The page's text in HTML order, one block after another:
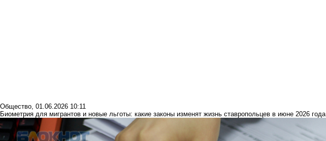
Общество, 01.06.2026 10:11
Биометрия для мигрантов и новые льготы: какие законы изменят жизнь ставропольцев в июне 2026 года